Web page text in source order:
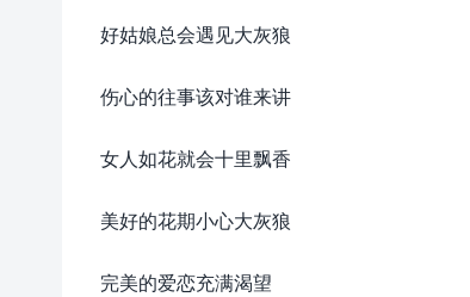
好姑娘总会遇见大灰狼
伤心的往事该对谁来讲
女人如花就会十里飘香
美好的花期小心大灰狼
完美的爱恋充满渴望